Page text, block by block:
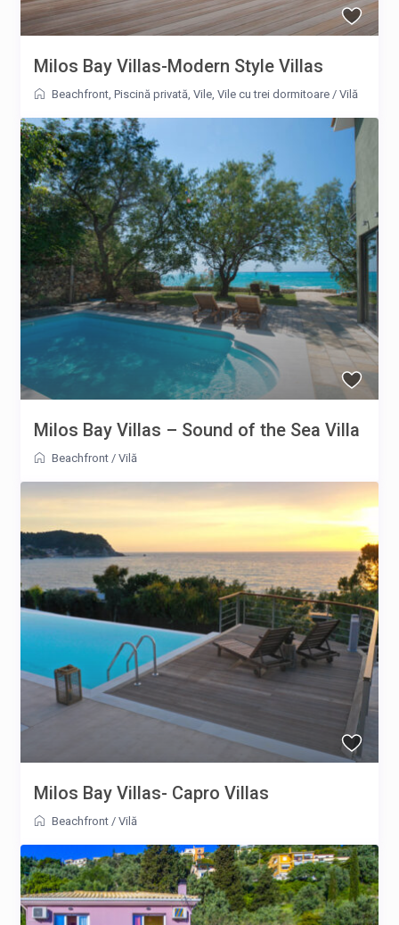
Milos Bay Villas-Modern Style Villas
Beachfront,Piscină privată,Vile,Vile cu trei dormitoare /Vilă
Milos Bay Villas – Sound of the Sea Villa
Beachfront /Vilă
Milos Bay Villas- Capro Villas
Beachfront /Vilă